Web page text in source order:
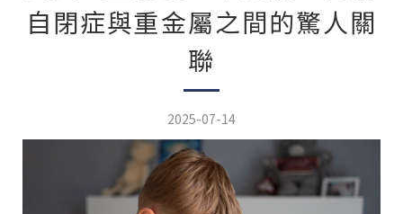
自閉症與重金屬之間的驚人關
聯
2025-07-14